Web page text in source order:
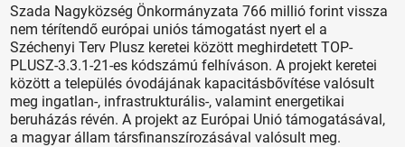
Szada Nagyközség Önkormányzata 766 millió forint vissza
nem térítendő európai uniós támogatást nyert el a
Széchenyi Terv Plusz keretei között meghirdetett TOP-
PLUSZ-3.3.1-21-es kódszámú felhíváson. A projekt keretei
között a település óvodájának kapacitásbővítése valósult
meg ingatlan-, infrastrukturális-, valamint energetikai
beruházás révén. A projekt az Európai Unió támogatásával,
a magyar állam társfinanszírozásával valósult meg.